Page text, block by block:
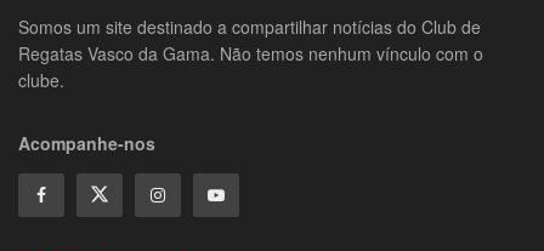
Somos um site destinado a compartilhar notícias do Club de
Regatas Vasco da Gama. Não temos nenhum vínculo com o
clube.
Acompanhe-nos